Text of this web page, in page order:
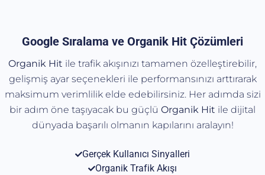
Google Sıralama ve Organik Hit Çözümleri
Organik Hit ile trafik akışınızı tamamen özelleştirebilir,
gelişmiş ayar seçenekleri ile performansınızı arttırarak
maksimum verimlilik elde edebilirsiniz. Her adımda sizi
bir adım öne taşıyacak bu güçlü Organik Hit ile dijital
dünyada başarılı olmanın kapılarını aralayın!
Gerçek Kullanıcı Sinyalleri
Organik Trafik Akışı